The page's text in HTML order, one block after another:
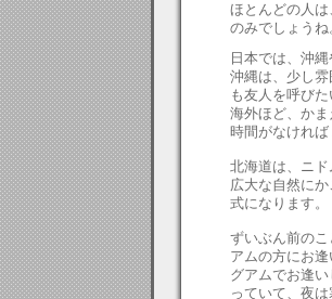
ほとんどの人
のみでしょうね
日本では、沖
沖縄は、少し
も友人を呼び
海外ほど、か
時間がなければ
北海道は、ニ
広大な自然に
式になります。
ずいぶん前の
アムの方にお逢
グアムでお逢
っていて、夜